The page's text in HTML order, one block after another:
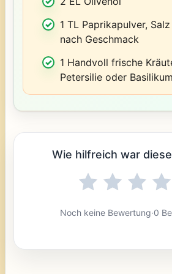
1 TL Paprikapulver,
nach Geschmack
1 Handvoll frische
Petersilie oder
Wie hilfreich war
Noch keine Bewertung·0